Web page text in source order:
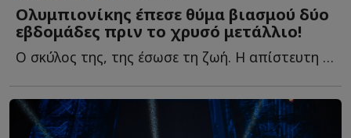
Ολυμπιονίκης έπεσε θύμα βιασμού δύο
εβδομάδες πριν το χρυσό μετάλλιο!
Ο σκύλος της, της έσωσε τη ζωή. Η απίστευτη ε...